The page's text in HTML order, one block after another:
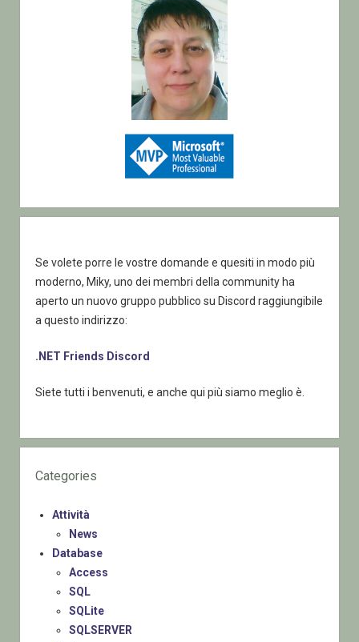
Se volete porre le vostre domande e quesiti in modo più
moderno, Miky, uno dei membri della community ha
aperto un nuovo gruppo pubblico su Discord raggiungibile
a questo indirizzo:
.NET Friends Discord
Siete tutti i benvenuti, e anche qui più siamo meglio è.
Categories
Attività
News
Database
Access
SQL
SQLite
SQLSERVER